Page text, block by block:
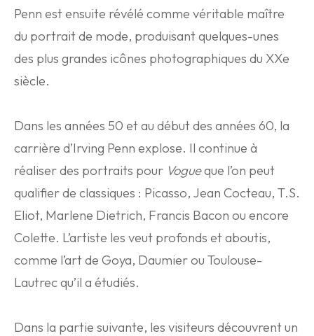
Penn est ensuite révélé comme véritable maître
du portrait de mode, produisant quelques-unes
des plus grandes icônes photographiques du XXe
siècle.
Dans les années 50 et au début des années 60, la
carrière d’Irving Penn explose. Il continue à
réaliser des portraits pour Vogueque l’on peut
qualifier de classiques : Picasso, Jean Cocteau, T.S.
Eliot, Marlene Dietrich, Francis Bacon ou encore
Colette. L’artiste les veut profonds et aboutis,
comme l’art de Goya, Daumier ou Toulouse-
Lautrec qu’il a étudiés.
Dans la partie suivante, les visiteurs découvrent un